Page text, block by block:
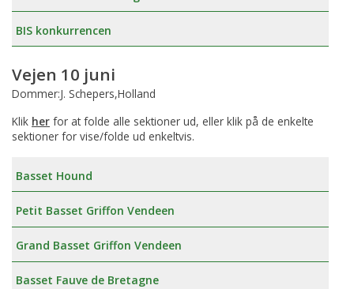
BIS konkurrencen
Vejen 10 juni
Dommer:J. Schepers,Holland
Klik her for at folde alle sektioner ud, eller klik på de enkelte
sektioner for vise/folde ud enkeltvis.
Basset Hound
Petit Basset Griffon Vendeen
Grand Basset Griffon Vendeen
Basset Fauve de Bretagne